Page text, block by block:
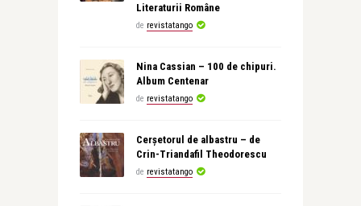
Literaturii Române
de revistatango
Nina Cassian – 100 de chipuri.
Album Centenar
de revistatango
Cerșetorul de albastru – de
Crin-Triandafil Theodorescu
de revistatango